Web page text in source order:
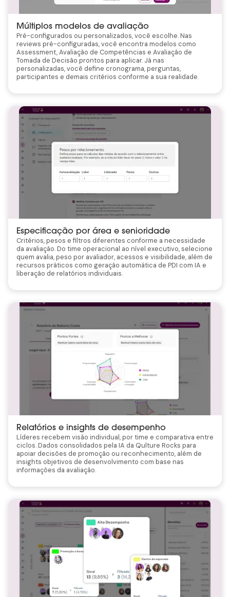
Múltiplos modelos de avaliação
Pré-configurados ou personalizados, você escolhe. Nas
reviews pré-configuradas, você encontra modelos como
Assessment, Avaliação de Competências e Avaliação de
Tomada de Decisão prontos para aplicar. Já nas
personalizadas, você define cronograma, perguntas,
participantes e demais critérios conforme a sua realidade.
Especificação por área e senioridade
Critérios, pesos e filtros diferentes conforme a necessidade
da avaliação. Do time operacional ao nível executivo, selecione
quem avalia, peso por avaliador, acessos e visibilidade, além de
recursos práticos como geração automática de PDI com IA e
liberação de relatórios individuais.
Relatórios e insights de desempenho
Líderes recebem visão individual, por time e comparativa entre
ciclos. Dados consolidados pela IA da Qulture Rocks para
apoiar decisões de promoção ou reconhecimento, além de
insights objetivos de desenvolvimento com base nas
informações da avaliação.